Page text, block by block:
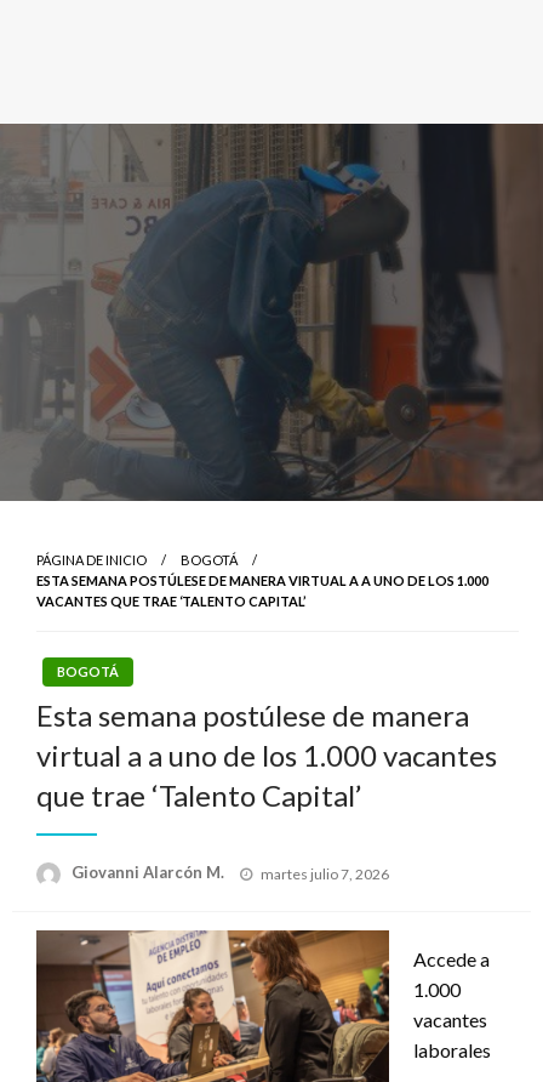
PÁGINA DE INICIO
BOGOTÁ
ESTA SEMANA POSTÚLESE DE MANERA VIRTUAL A A UNO DE LOS 1.000
VACANTES QUE TRAE ‘TALENTO CAPITAL’
BOGOTÁ
Esta semana postúlese de manera
virtual a a uno de los 1.000 vacantes
que trae ‘Talento Capital’
Giovanni Alarcón M.
Publicado
martes julio 7, 2026
Accede a
1.000
vacantes
laborales